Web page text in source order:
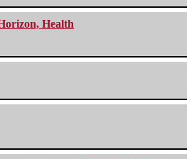
Health